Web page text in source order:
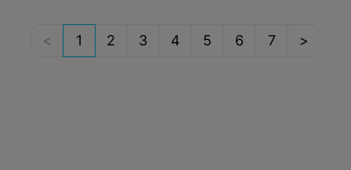
1 2 3 4 5 6 7